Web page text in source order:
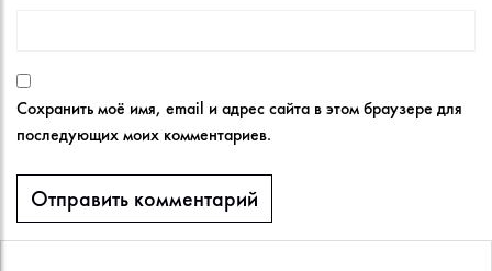
Сохранить моё имя, email и адрес сайта в этом браузере для
последующих моих комментариев.